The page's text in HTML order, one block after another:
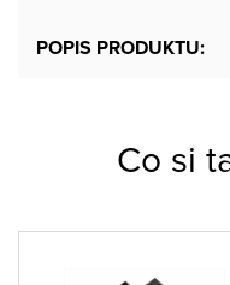
POPIS PRODUKTU:
Co si